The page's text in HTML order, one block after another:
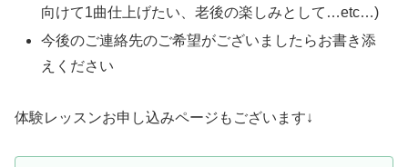
向けて1曲仕上げたい、老後の楽しみとして…etc…)
今後のご連絡先のご希望がございましたらお書き添
えください
体験レッスンお申し込みページもございます↓